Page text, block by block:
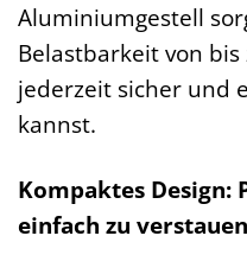
Aluminiumgestell
Belastbarkeit von bis
jederzeit sicher und
kannst.
Kompaktes Design:
einfach zu verstauen